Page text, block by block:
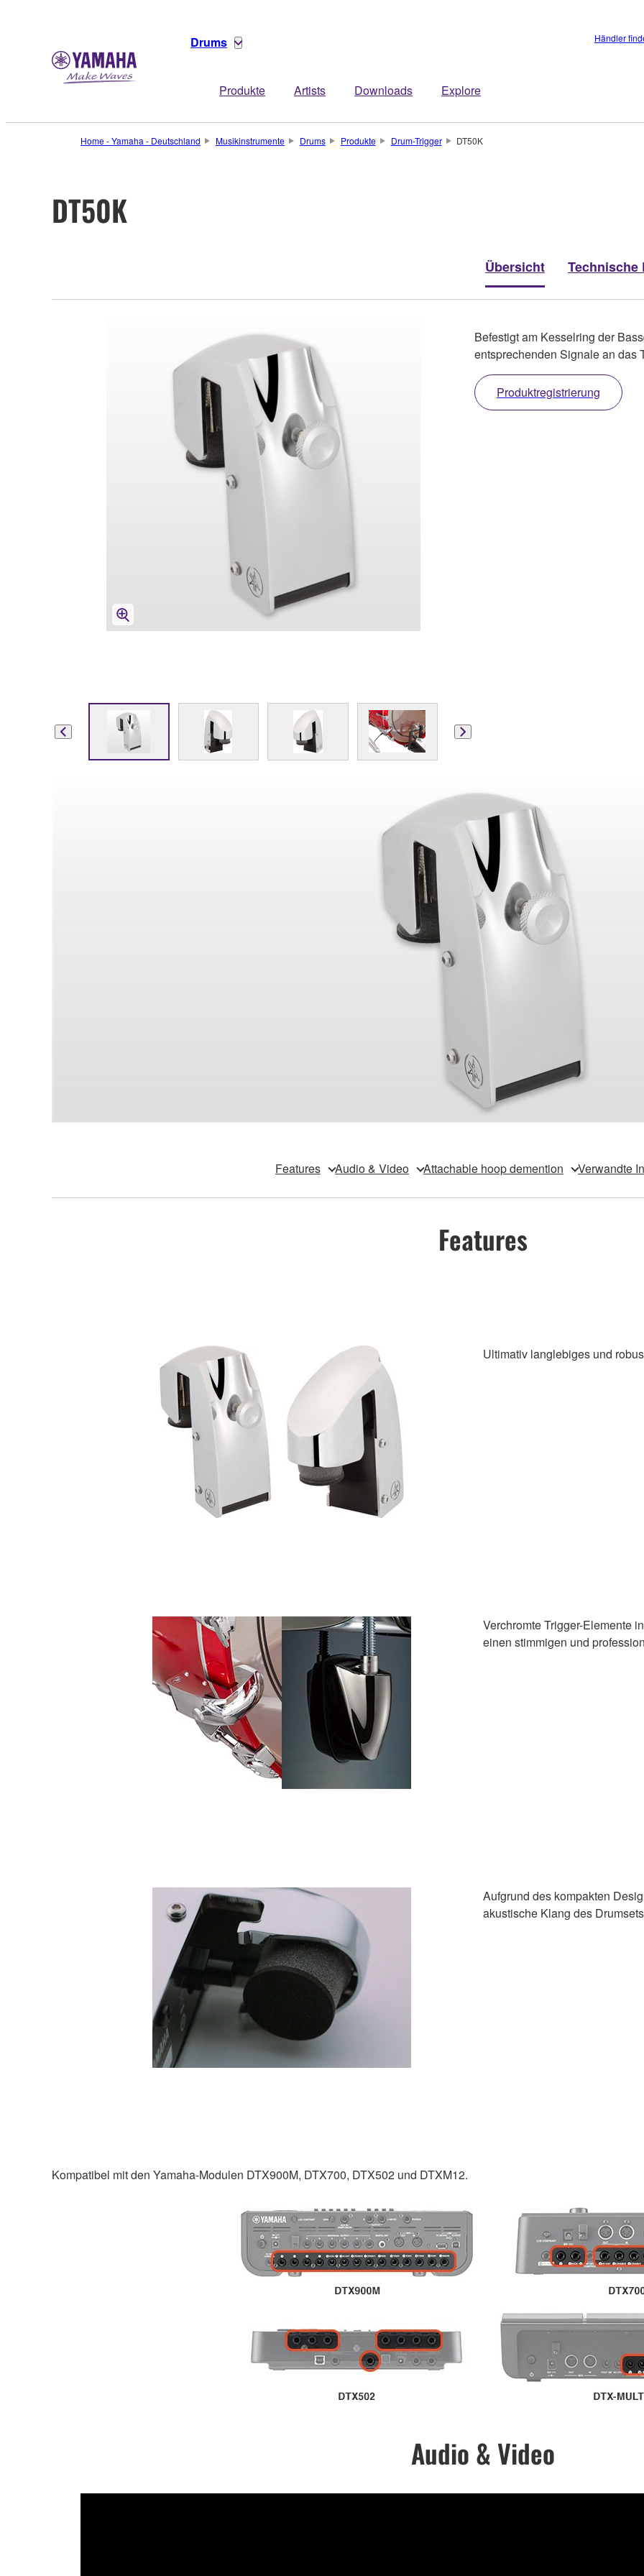
Drums
Produkte Artists Downloads Explore
Händler
Home - Yamaha - Deutschland Musikinstrumente Drums Produkte Drum-Trigger DT50K
DT50K
Übersicht Technische
Befestigt am Kesselring der
entsprechenden Signale an das
Produktregistrierung
Features Audio & Video Attachable hoop demention Verwandte
Features
Ultimativ langlebiges und
Verchromte Trigger-Elemente
einen stimmigen und
Aufgrund des kompakten
akustische Klang des
Kompatibel mit den Yamaha-Modulen DTX900M, DTX700, DTX502 und DTXM12.
Audio & Video